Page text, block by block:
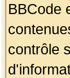
BBCode
contrôle